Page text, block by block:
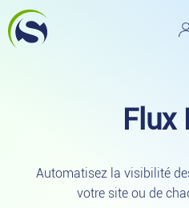
Aller au contenu principal
Flux
Automatisez la visibilité
votre site ou de